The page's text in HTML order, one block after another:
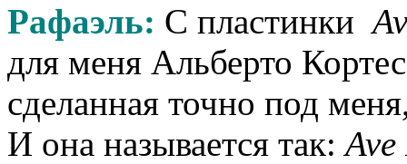
Рафаэль: С пластинки
для меня Альберто
сделанная точно под
И она называется так: